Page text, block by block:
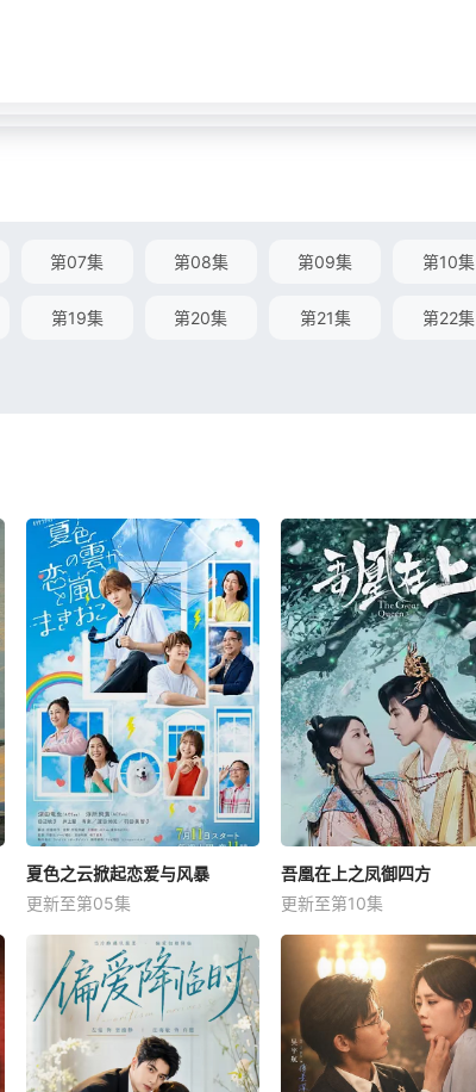
第07集 第08集 第09集 第10集
第19集 第20集 第21集 第22集
夏色之云掀起恋爱与风暴
更新至第05集
吾凰在上之凤御四方
更新至第10集